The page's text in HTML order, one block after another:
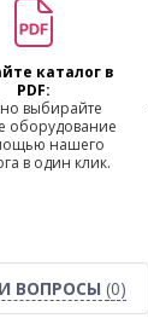
каталог в
PDF:
выбирайте
оборудование
нашего
в один клик.
ВОПРОСЫ (0)